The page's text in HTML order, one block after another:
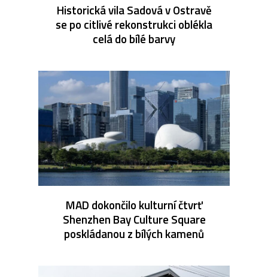
Historická vila Sadová v Ostravě
se po citlivé rekonstrukci oblékla
celá do bílé barvy
MAD dokončilo kulturní čtvrť
Shenzhen Bay Culture Square
poskládanou z bílých kamenů